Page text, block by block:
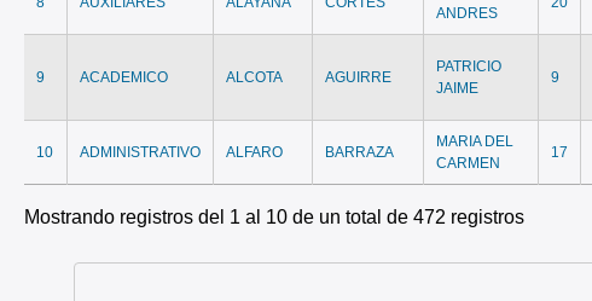
ANDRES
9 ACADEMICO ALCOTA AGUIRRE
PATRICIO
JAIME
9
10 ADMINISTRATIVO ALFARO BARRAZA
MARIA DEL
CARMEN
17
Mostrando registros del 1 al 10 de un total de 472 registros